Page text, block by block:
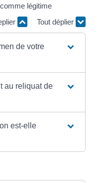
légitime
Tout déplier
de votre
au reliquat de
est-elle